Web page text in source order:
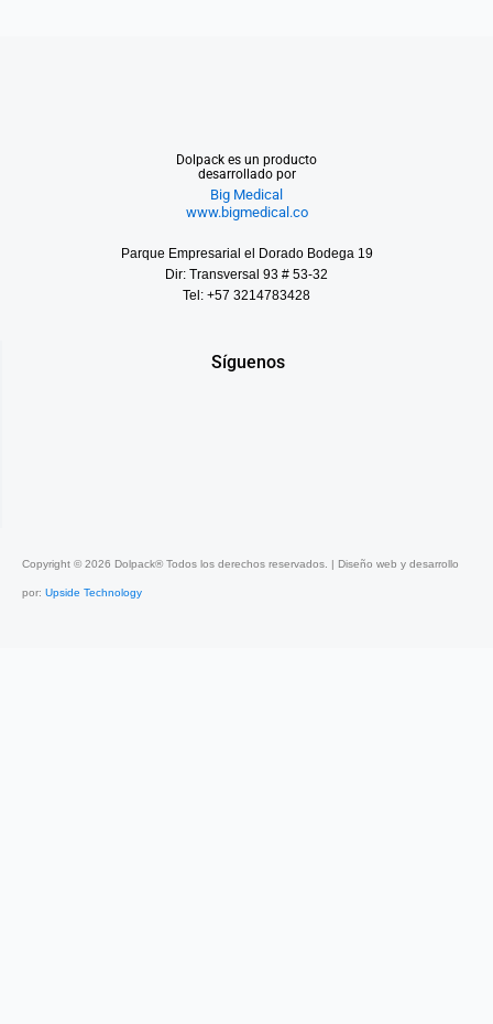
Dolpack es un producto
desarrollado por
Big Medical
www.bigmedical.co
Parque Empresarial el Dorado Bodega 19
Dir: Transversal 93 # 53-32
Tel: +57 3214783428
Síguenos
Copyright ©2026 Dolpack® Todos los derechos reservados. | Diseño web y desarrollo
por: Upside Technology